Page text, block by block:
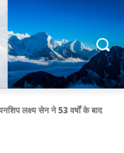
लक्ष्य सेन ने 53 वर्षों के बाद